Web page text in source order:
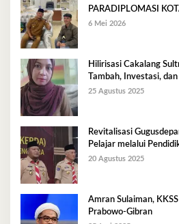
PARADIPLOMASI
6 Mei 2026
Hilirisasi Cakalang
Tambah, Investasi,
Berkelanjutan
25 Agustus 2025
Revitalisasi
Pelajar melalui
20 Agustus 2025
Amran Sulaiman,
Prabowo-Gibran